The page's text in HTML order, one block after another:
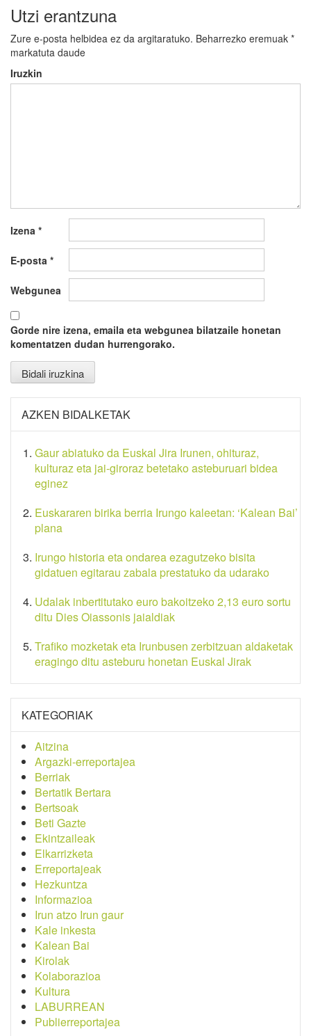
Utzi erantzuna
Zure e-posta helbidea ez da argitaratuko. Beharrezko eremuak *
markatuta daude
Iruzkin
Izena *
E-posta *
Webgunea
Gorde nire izena, emaila eta webgunea bilatzaile honetan
komentatzen dudan hurrengorako.
AZKEN BIDALKETAK
Gaur abiatuko da Euskal Jira Irunen, ohituraz,
kulturaz eta jai-giroraz betetako asteburuari bidea
eginez
Euskararen birika berria Irungo kaleetan: ‘Kalean Bai’
plana
Irungo historia eta ondarea ezagutzeko bisita
gidatuen egitarau zabala prestatuko da udarako
Udalak inbertitutako euro bakoitzeko 2,13 euro sortu
ditu Dies Oiassonis jaialdiak
Trafiko mozketak eta Irunbusen zerbitzuan aldaketak
eragingo ditu asteburu honetan Euskal Jirak
KATEGORIAK
Aitzina
Argazki-erreportajea
Berriak
Bertatik Bertara
Bertsoak
Beti Gazte
Ekintzaileak
Elkarrizketa
Erreportajeak
Hezkuntza
Informazioa
Irun atzo Irun gaur
Kale inkesta
Kalean Bai
Kirolak
Kolaborazioa
Kultura
LABURREAN
Publierreportajea